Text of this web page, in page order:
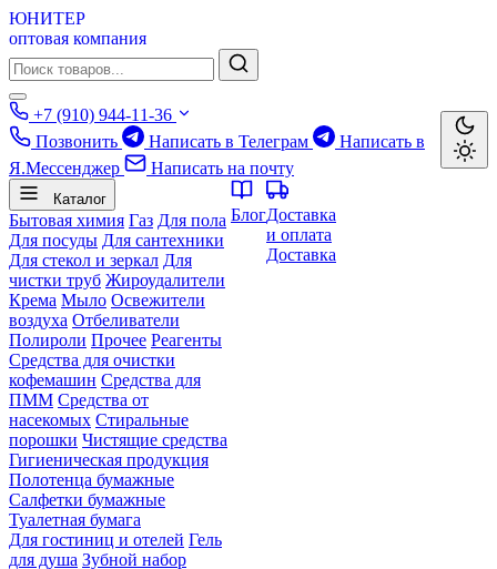
ЮНИТЕР
оптовая компания
+7 (910) 944-11-36
Позвонить
Написать в Телеграм
Написать в
Я.Мессенджер
Написать на почту
Каталог
Бытовая химия Газ Для пола
Для посуды Для сантехники
Для стекол и зеркал Для
чистки труб Жироудалители
Крема Мыло Освежители
воздуха Отбеливатели
Полироли Прочее Реагенты
Средства для очистки
кофемашин Средства для
ПММ Средства от
насекомых Стиральные
порошки Чистящие средства
Гигиеническая продукция
Полотенца бумажные
Салфетки бумажные
Туалетная бумага
Для гостиниц и отелей Гель
для душа Зубной набор
БлогДоставка
и оплата
Доставка